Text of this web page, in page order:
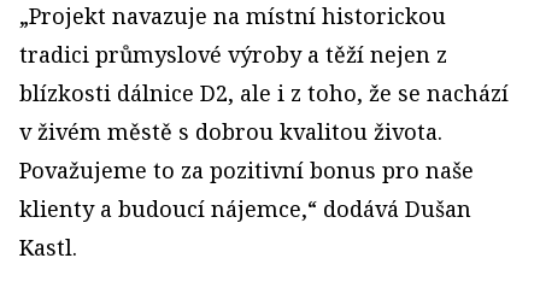
„Projekt navazuje na místní historickou
tradici průmyslové výroby a těží nejen z
blízkosti dálnice D2, ale i z toho, že se nachází
v živém městě s dobrou kvalitou života.
Považujeme to za pozitivní bonus pro naše
klienty a budoucí nájemce,“ dodává Dušan
Kastl.